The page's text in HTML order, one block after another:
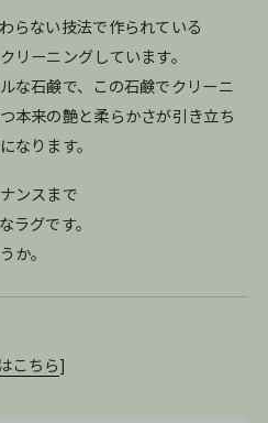
らない技法で作られている
リーニングしています。
な石鹸で、この石鹸でクリーニ
本来の艶と柔らかさが引き立ち
なります。
ンスまで
ラグです。
か。
こちら]